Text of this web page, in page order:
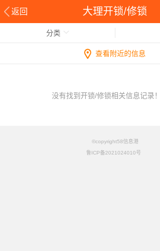
返回 大理开锁/修锁
分类
查看附近的信息
没有找到开锁/修锁相关信息记录！
©copyright58信息港
鲁ICP备2021024010号